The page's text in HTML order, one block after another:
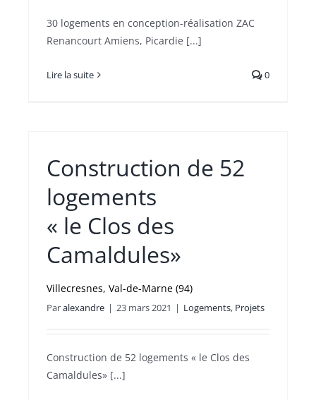
30 logements en conception-réalisation ZAC
Renancourt Amiens, Picardie [...]
Lire la suite 0
Construction de 52
logements
« le Clos des
Camaldules»
Villecresnes, Val-de-Marne (94)
Paralexandre | 23 mars 2021 | Logements, Projets
Construction de 52 logements « le Clos des
Camaldules» [...]